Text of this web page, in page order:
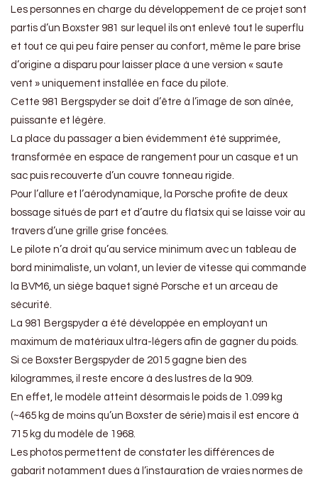
Les personnes en charge du développement de ce projet sont
partis d’un Boxster 981 sur lequel ils ont enlevé tout le superflu
et tout ce qui peu faire penser au confort, même le pare brise
d’origine a disparu pour laisser place à une version « saute
vent » uniquement installée en face du pilote.
Cette 981 Bergspyder se doit d’être à l’image de son aînée,
puissante et légère.
La place du passager a bien évidemment été supprimée,
transformée en espace de rangement pour un casque et un
sac puis recouverte d’un couvre tonneau rigide.
Pour l’allure et l’aérodynamique, la Porsche profite de deux
bossage situés de part et d’autre du flatsix qui se laisse voir au
travers d’une grille grise foncées.
Le pilote n’a droit qu’au service minimum avec un tableau de
bord minimaliste, un volant, un levier de vitesse qui commande
la BVM6, un siège baquet signé Porsche et un arceau de
sécurité.
La 981 Bergspyder a été développée en employant un
maximum de matériaux ultra-légers afin de gagner du poids.
Si ce Boxster Bergspyder de 2015 gagne bien des
kilogrammes, il reste encore à des lustres de la 909.
En effet, le modèle atteint désormais le poids de 1.099 kg
(~465 kg de moins qu’un Boxster de série) mais il est encore à
715 kg du modèle de 1968.
Les photos permettent de constater les différences de
gabarit notamment dues à l’instauration de vraies normes de